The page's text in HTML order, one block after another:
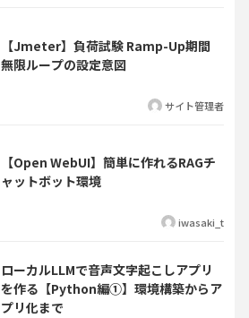
【Jmeter】負荷試験 Ramp-Up期間
無限ループの設定意図
サイト管理者
【Open WebUI】簡単に作れるRAGチ
ャットボット環境
iwasaki_t
ローカルLLMで音声文字起こしアプリ
を作る【Python編①】環境構築からア
プリ化まで